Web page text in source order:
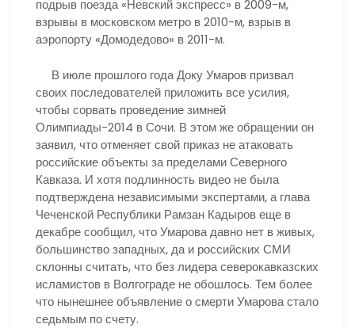
подрыв поезда «Невский экспресс» в 2009-м,
взрывы в московском метро в 2010-м, взрыв в
аэропорту «Домодедово» в 2011-м.
В июле прошлого года Доку Умаров призвал
своих последователей приложить все усилия,
чтобы сорвать проведение зимней
Олимпиады-2014 в Сочи. В этом же обращении он
заявил, что отменяет свой приказ не атаковать
российские объекты за пределами Северного
Кавказа. И хотя подлинность видео не была
подтверждена независимыми экспертами, а глава
Чеченской Республики Рамзан Кадыров еще в
декабре сообщил, что Умарова давно нет в живых,
большинство западных, да и российских СМИ
склонны считать, что без лидера северокавказских
исламистов в Волгограде не обошлось. Тем более
что нынешнее объявление о смерти Умарова стало
седьмым по счету.